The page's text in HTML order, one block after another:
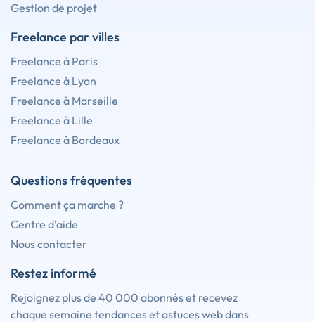
Gestion de projet
Freelance par villes
Freelance à Paris
Freelance à Lyon
Freelance à Marseille
Freelance à Lille
Freelance à Bordeaux
Questions fréquentes
Comment ça marche ?
Centre d'aide
Nous contacter
Restez informé
Rejoignez plus de 40 000 abonnés et recevez
chaque semaine tendances et astuces web dans